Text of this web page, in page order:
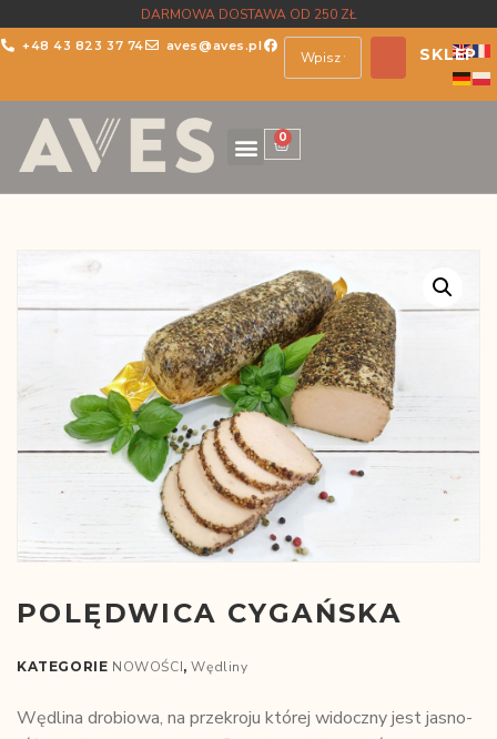
DARMOWA DOSTAWA OD 250 ZŁ
+48 43 823 37 74 aves@aves.pl SKLEP
0
POLĘDWICA CYGAŃSKA
KATEGORIE NOWOŚCI,Wędliny
Wędlina drobiowa, na przekroju której widoczny jest jasno-